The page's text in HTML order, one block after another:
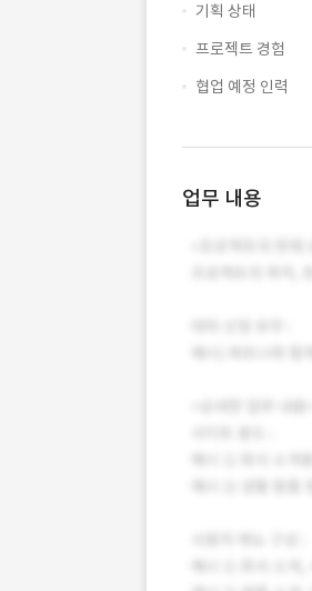
기획 상태
프로젝트 경험
협업 예정 인력
업무 내용